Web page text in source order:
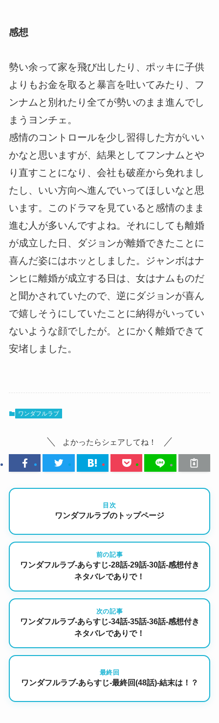
感想
勢い余って家を飛び出したり、ポッキに子供
よりもお金を取ると暴言を吐いてみたり、フ
ンナムと別れたり全てが勢いのまま進んでし
まうヨンチェ。
感情のコントロールを少し習得した方がいい
かなと思いますが、結果としてフンナムとや
り直すことになり、会社も破産から免れまし
たし、いい方向へ進んでいってほしいなと思
います。このドラマを見ていると感情のまま
進む人が多いんですよね。それにしても離婚
が成立した日、ダジョンが離婚できたことに
喜んだ姿にはホッとしました。ジャンボはナ
ンヒに離婚が成立する日は、女はナムものだ
と聞かされていたので、逆にダジョンが喜ん
で嬉しそうにしていたことに納得がいってい
ないような顔でしたが。とにかく離婚できて
安堵しました。
ワンダフルラブ
よかったらシェアしてね！
目次
ワンダフルラブのトップページ
前の記事
ワンダフルラブ-あらすじ-28話-29話-30話-感想付き
ネタバレでありで！
次の記事
ワンダフルラブ-あらすじ-34話-35話-36話-感想付き
ネタバレでありで！
最終回
ワンダフルラブ-あらすじ-最終回(48話)-結末は！？